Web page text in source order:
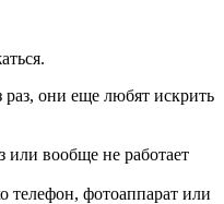
они еще любят искрить
или вообще не работает
телефон, фотоаппарат или